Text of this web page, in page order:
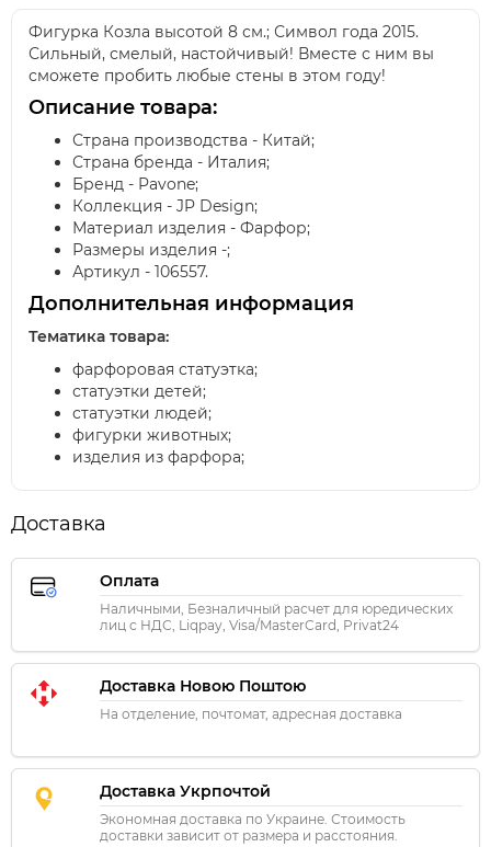
Фигурка Козла высотой 8 см.; Символ года 2015.
Сильный, смелый, настойчивый! Вместе с ним вы
сможете пробить любые стены в этом году!
Описание товара:
Страна производства - Китай;
Страна бренда - Италия;
Бренд - Pavone;
Коллекция - JP Design;
Материал изделия - Фарфор;
Размеры изделия -;
Артикул - 106557.
Дополнительная информация
Тематика товара:
фарфоровая статуэтка;
статуэтки детей;
статуэтки людей;
фигурки животных;
изделия из фарфора;
Доставка
Оплата
Наличными, Безналичный расчет для юредических
лиц с НДС, Liqpay, Visa/MasterCard, Privat24
Доставка Новою Поштою
На отделение, почтомат, адресная доставка
Доставка Укрпочтой
Экономная доставка по Украине. Стоимость
доставки зависит от размера и расстояния.